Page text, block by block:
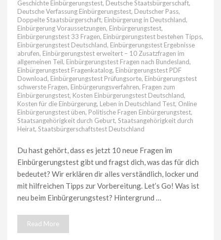
Geschichte Einbürgerungstest, Deutsche Staatsbürgerschaft,
Deutsche Verfassung Einbürgerungstest, Deutscher Pass,
Doppelte Staatsbürgerschaft, Einbürgerung in Deutschland,
Einbürgerung Voraussetzungen, Einbürgerungstest,
Einbürgerungstest 33 Fragen, Einbürgerungstest bestehen Tipps,
Einbürgerungstest Deutschland, Einbürgerungstest Ergebnisse
abrufen, Einbürgerungstest erweitert – 10 Zusatzfragen im
allgemeinen Teil, Einbürgerungstest Fragen nach Bundesland,
Einbürgerungstest Fragenkatalog, Einbürgerungstest PDF
Download, Einbürgerungstest Prüfungsorte, Einbürgerungstest
schwerste Fragen, Einbürgerungsverfahren, Fragen zum
Einbürgerungstest, Kosten Einbürgerungstest Deutschland,
Kosten für die Einbürgerung, Leben in Deutschland Test, Online
Einbürgerungstest üben, Politische Fragen Einbürgerungstest,
Staatsangehörigkeit durch Geburt, Staatsangehörigkeit durch
Heirat, Staatsbürgerschaftstest Deutschland
Du hast gehört, dass es jetzt 10 neue Fragen im
Einbürgerungstest gibt und fragst dich, was das für dich
bedeutet? Wir erklären dir alles verständlich, locker und
mit hilfreichen Tipps zur Vorbereitung. Let’s Go! Was ist
neu beim Einbürgerungstest? Hintergrund …
Read More